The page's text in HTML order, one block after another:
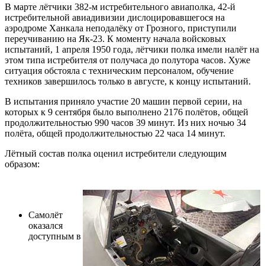
В марте лётчики 382-м истребительного авиаполка, 42-й
истребительной авиадивизии дислоцировавшегося на
аэродроме Ханкала неподалёку от Грозного, приступили
переучиванию на Як-23. К моменту начала войсковых
испытаний, 1 апреля 1950 года, лётчики полка имели налёт на
этом типа истребителя от получаса до полутора часов. Хуже
ситуация обстояла с техническим персоналом, обучение
техников завершилось только в августе, к концу испытаний.
В испытания приняло участие 20 машин первой серии, на
которых к 9 сентября было выполнено 2176 полётов, общей
продолжительностью 990 часов 39 минут. Из них ночью 34
полёта, общей продолжительностью 22 часа 14 минут.
Лётный состав полка оценил истребители следующим
образом:
Самолёт
оказался
доступным в